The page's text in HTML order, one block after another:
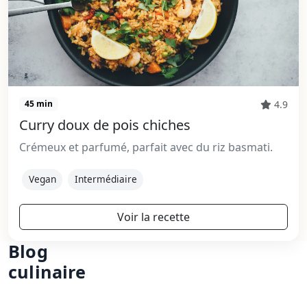
45 min 4.9
Curry doux de pois chiches
Crémeux et parfumé, parfait avec du riz basmati.
Vegan Intermédiaire
Voir la recette
Blog
culinaire